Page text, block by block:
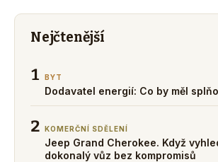
Nejčtenější
1 BYT
Dodavatel energií: Co by měl
2 KOMERČNÍ SDĚLENÍ
Jeep Grand Cherokee. Když
dokonalý vůz bez kompromisů